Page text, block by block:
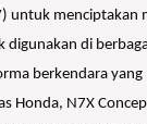
untuk menciptakan
digunakan di
berkendara yang
Honda, N7X